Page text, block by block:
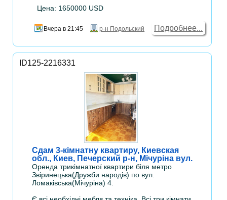
Цена: 1650000 USD
Вчера в 21:45 р-н Подольский Подробнее...
ID125-2216331
Сдам 3-кімнатну квартиру, Киевская
обл., Киев, Печерский р-н, Мічуріна вул.
Оренда трикімнатної квартири біля метро
Звіринецька(Дружби народів) по вул.
Ломаківська(Мічуріна) 4.